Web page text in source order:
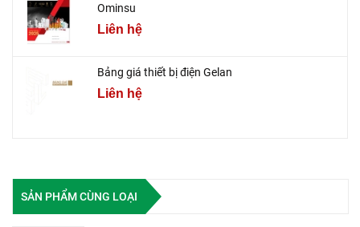
Ominsu
Liên hệ
Bảng giá thiết bị điện Gelan
Liên hệ
SẢN PHẨM CÙNG LOẠI